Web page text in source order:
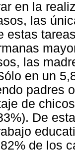
en la
las
estas
las
en un
padres
de
De
de los